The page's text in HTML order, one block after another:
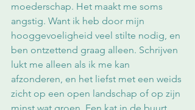
moederschap. Het maakt me soms
angstig. Want ik heb door mijn
hooggevoeligheid veel stilte nodig, en
ben ontzettend graag alleen. Schrijven
lukt me alleen als ik me kan
afzonderen, en het liefst met een weids
zicht op een open landschap of op zijn